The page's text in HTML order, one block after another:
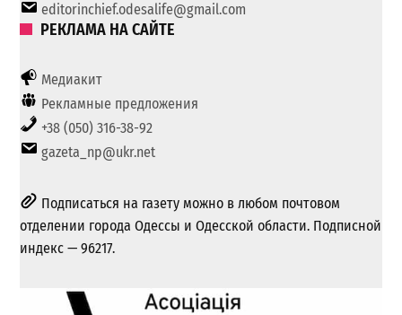
editorinchief.odesalife@gmail.com
РЕКЛАМА НА САЙТЕ
Медиакит
Рекламные предложения
+38 (050) 316-38-92
gazeta_np@ukr.net
Подписаться на газету можно в любом почтовом
отделении города Одессы и Одесской области. Подписной
индекс — 96217.